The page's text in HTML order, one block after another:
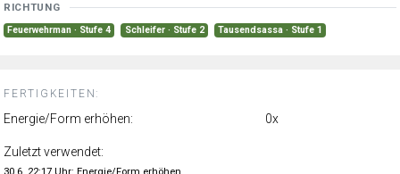
RICHTUNG
Feuerwehrman · Stufe 4 Schleifer · Stufe 2 Tausendsassa · Stufe 1
FERTIGKEITEN:
Energie/Form erhöhen: 0x
Zuletzt verwendet:
30.6. 22:17 Uhr: Energie/Form erhöhen